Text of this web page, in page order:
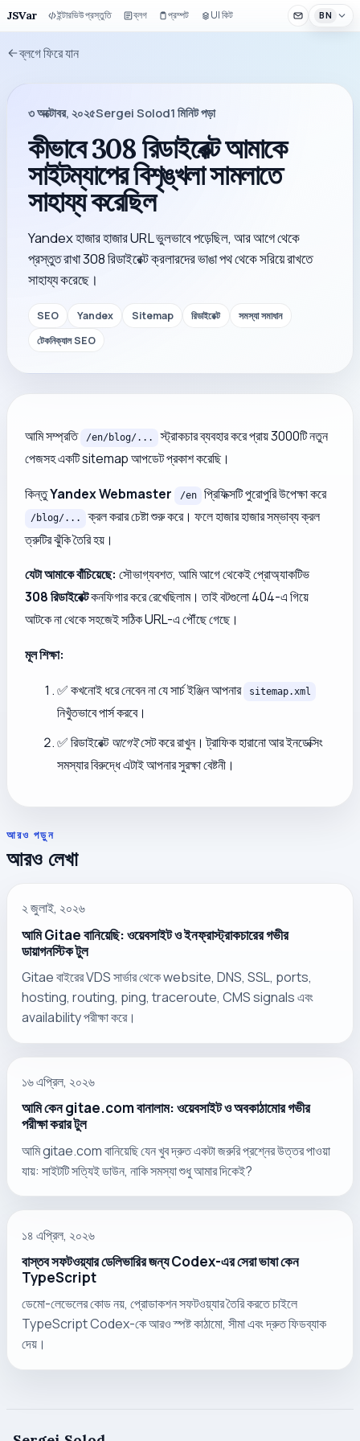
JSVar ইন্টারভিউ প্রস্তুতি ব্লগ প্রম্পট UI কিট BN
ব্লগে ফিরে যান
৩ অক্টোবর, ২০২৫Sergei Solod1 মিনিট পড়া
কীভাবে 308 রিডাইরেক্ট আমাকে
সাইটম্যাপের বিশৃঙ্খলা সামলাতে
সাহায্য করেছিল
Yandex হাজার হাজার URL ভুলভাবে পড়েছিল, আর আগে থেকে
প্রস্তুত রাখা 308 রিডাইরেক্ট ক্রলারদের ভাঙা পথ থেকে সরিয়ে রাখতে
সাহায্য করেছে।
SEO Yandex Sitemap রিডাইরেক্ট
সমস্যা সমাধান
টেকনিক্যাল SEO
আমি সম্প্রতি /en/blog/...
স্ট্রাকচার ব্যবহার করে প্রায় 3000টি নতুন
পেজসহ একটি sitemap আপডেট প্রকাশ করেছি।
কিন্তুYandex Webmaster /en প্রিফিক্সটি পুরোপুরি উপেক্ষা করে
/blog/...
ক্রল করার চেষ্টা শুরু করে। ফলে হাজার হাজার সম্ভাব্য ক্রল
ত্রুটির ঝুঁকি তৈরি হয়।
যেটা আমাকে বাঁচিয়েছে: সৌভাগ্যবশত, আমি আগে থেকেই প্রোঅ্যাকটিভ
308 রিডাইরেক্টকনফিগার করে রেখেছিলাম। তাই বটগুলো 404-এ গিয়ে
আটকে না থেকে সহজেই সঠিক URL-এ পৌঁছে গেছে।
মূল শিক্ষা:
✅ কখনোই ধরে নেবেন না যে সার্চ ইঞ্জিন আপনার
sitemap.xml
নিখুঁতভাবে পার্স করবে।
✅ রিডাইরেক্টআগেইসেট করে রাখুন। ট্রাফিক হারানো আর ইনডেক্সিং
সমস্যার বিরুদ্ধে এটাই আপনার সুরক্ষা বেষ্টনী।
আরও পড়ুন
আরও লেখা
২ জুলাই, ২০২৬
আমি Gitae বানিয়েছি: ওয়েবসাইট ও ইনফ্রাস্ট্রাকচারের গভীর
ডায়াগনস্টিক টুল
Gitae বাইরের VDS সার্ভার থেকে website, DNS, SSL, ports,
hosting, routing, ping, traceroute, CMS signals এবং
availability পরীক্ষা করে।
১৬ এপ্রিল, ২০২৬
আমি কেন gitae.com বানালাম: ওয়েবসাইট ও অবকাঠামোর গভীর
পরীক্ষা করার টুল
আমি gitae.com বানিয়েছি যেন খুব দ্রুত একটা জরুরি প্রশ্নের উত্তর পাওয়া
যায়: সাইটটি সত্যিই ডাউন, নাকি সমস্যা শুধু আমার দিকেই?
১৪ এপ্রিল, ২০২৬
বাস্তব সফটওয়্যার ডেলিভারির জন্য Codex-এর সেরা ভাষা কেন
TypeScript
ডেমো-লেভেলের কোড নয়, প্রোডাকশন সফটওয়্যার তৈরি করতে চাইলে
TypeScript Codex-কে আরও স্পষ্ট কাঠামো, সীমা এবং দ্রুত ফিডব্যাক
দেয়।